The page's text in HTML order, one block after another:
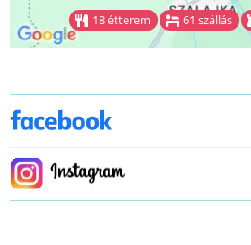
18 étterem 61 szállás